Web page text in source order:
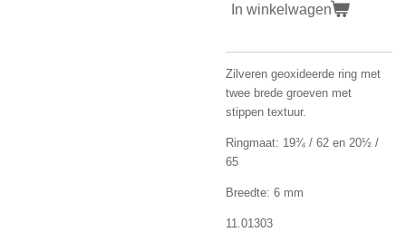
In winkelwagen
Zilveren geoxideerde ring met
twee brede groeven met
stippen textuur.
Ringmaat: 19¾ / 62 en 20½ /
65
Breedte: 6 mm
11.01303